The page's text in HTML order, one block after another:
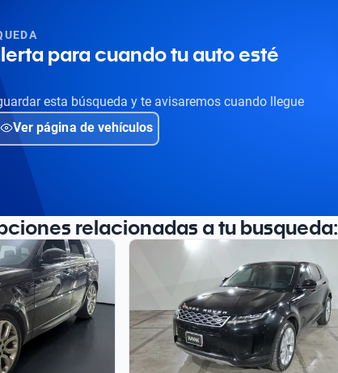
para cuando tu auto esté
esta búsqueda y te avisaremos cuando llegue
Ver página de vehículos
relacionadas a tu busqueda: